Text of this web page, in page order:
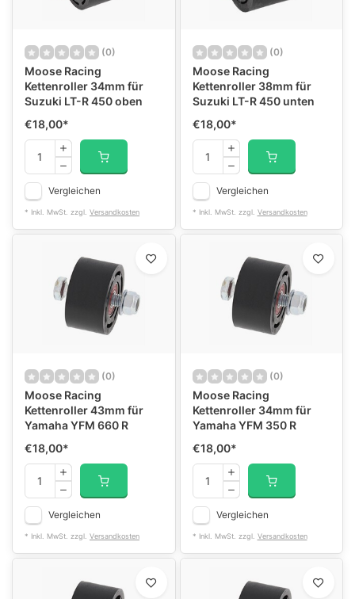
(0)
Moose Racing
Kettenroller 34mm für
Suzuki LT-R 450 oben
€18,00*
Vergleichen
* Inkl. MwSt. zzgl. Versandkosten
(0)
Moose Racing
Kettenroller 38mm für
Suzuki LT-R 450 unten
€18,00*
Vergleichen
* Inkl. MwSt. zzgl. Versandkosten
(0)
Moose Racing
Kettenroller 43mm für
Yamaha YFM 660 R
€18,00*
Vergleichen
* Inkl. MwSt. zzgl. Versandkosten
(0)
Moose Racing
Kettenroller 34mm für
Yamaha YFM 350 R
€18,00*
Vergleichen
* Inkl. MwSt. zzgl. Versandkosten